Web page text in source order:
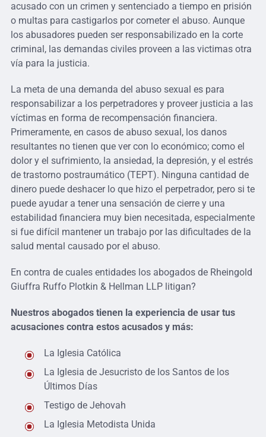
acusado con un crimen y sentenciado a tiempo en prisión
o multas para castigarlos por cometer el abuso. Aunque
los abusadores pueden ser responsabilizado en la corte
criminal, las demandas civiles proveen a las victimas otra
vía para la justicia.
La meta de una demanda del abuso sexual es para
responsabilizar a los perpetradores y proveer justicia a las
víctimas en forma de recompensación financiera.
Primeramente, en casos de abuso sexual, los danos
resultantes no tienen que ver con lo económico; como el
dolor y el sufrimiento, la ansiedad, la depresión, y el estrés
de trastorno postraumático (TEPT). Ninguna cantidad de
dinero puede deshacer lo que hizo el perpetrador, pero si te
puede ayudar a tener una sensación de cierre y una
estabilidad financiera muy bien necesitada, especialmente
si fue difícil mantener un trabajo por las dificultades de la
salud mental causado por el abuso.
En contra de cuales entidades los abogados de Rheingold
Giuffra Ruffo Plotkin & Hellman LLP litigan?
Nuestros abogados tienen la experiencia de usar tus
acusaciones contra estos acusados y más:
La Iglesia Católica
La Iglesia de Jesucristo de los Santos de los
Últimos Días
Testigo de Jehovah
La Iglesia Metodista Unida